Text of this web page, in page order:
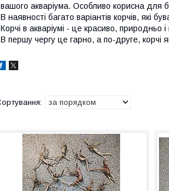
вашого акваріума. Особливо корисна для
В наявності багато варіантів корчів, які
Корчі в акваріумі - це красиво,
В першу чергу це гарно, а по-друге, корчі